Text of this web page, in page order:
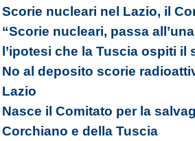
Scorie nucleari nel Lazio, il
“Scorie nucleari, passa
l’ipotesi che la Tuscia ospiti il
No al deposito scorie
Lazio
Nasce il Comitato per la
Corchiano e della Tuscia